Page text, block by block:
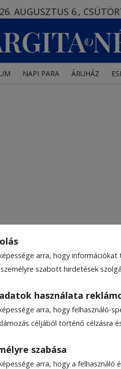
arra, hogy információkat
szabott hirdetések
használata
arra, hogy felhasználó-
céljából történő célzásra
szabása
arra, hogy a felhasználó
AUGUSZTUS 6.,
NAPI PARA ÁRUHÁZ